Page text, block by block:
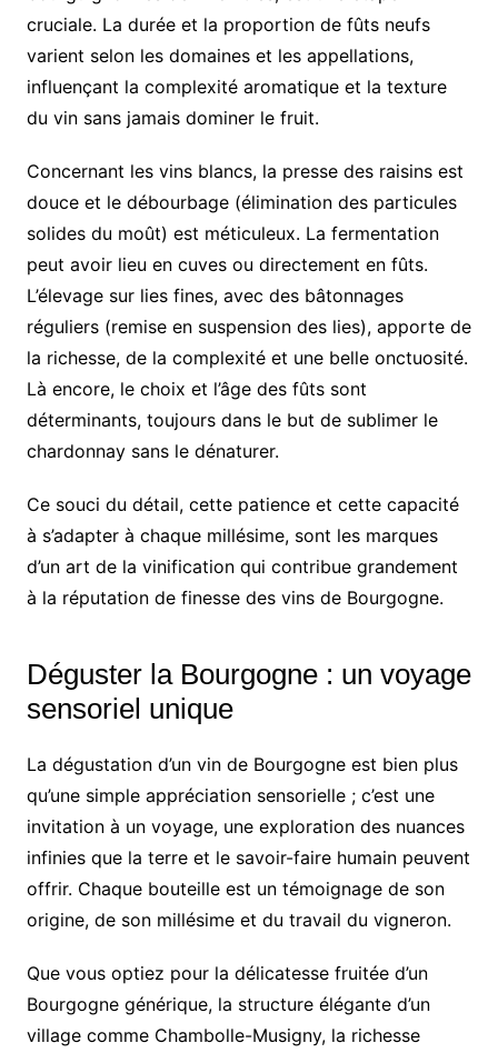
cruciale. La durée et la proportion de fûts neufs
varient selon les domaines et les appellations,
influençant la complexité aromatique et la texture
du vin sans jamais dominer le fruit.
Concernant les vins blancs, la presse des raisins est
douce et le débourbage (élimination des particules
solides du moût) est méticuleux. La fermentation
peut avoir lieu en cuves ou directement en fûts.
L’élevage sur lies fines, avec des bâtonnages
réguliers (remise en suspension des lies), apporte de
la richesse, de la complexité et une belle onctuosité.
Là encore, le choix et l’âge des fûts sont
déterminants, toujours dans le but de sublimer le
chardonnay sans le dénaturer.
Ce souci du détail, cette patience et cette capacité
à s’adapter à chaque millésime, sont les marques
d’un art de la vinification qui contribue grandement
à la réputation de finesse des vins de Bourgogne.
Déguster la Bourgogne : un voyage
sensoriel unique
La dégustation d’un vin de Bourgogne est bien plus
qu’une simple appréciation sensorielle ; c’est une
invitation à un voyage, une exploration des nuances
infinies que la terre et le savoir-faire humain peuvent
offrir. Chaque bouteille est un témoignage de son
origine, de son millésime et du travail du vigneron.
Que vous optiez pour la délicatesse fruitée d’un
Bourgogne générique, la structure élégante d’un
village comme Chambolle-Musigny, la richesse